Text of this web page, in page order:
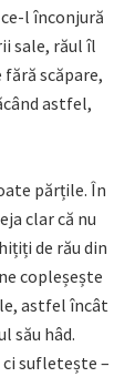
l înconjură
sale, răul îl
scăpare,
astfel,
părțile. În
clar că nu
de rău din
copleșește
astfel încât
său hâd.
sufletește –